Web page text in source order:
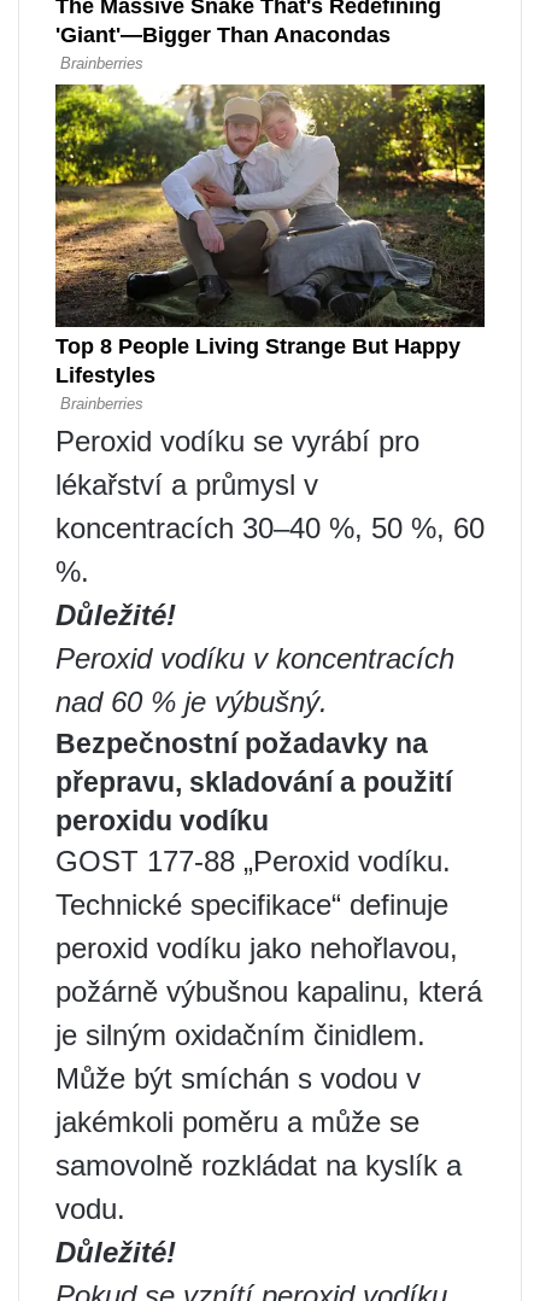
Peroxid vodíku se vyrábí pro
lékařství a průmysl v
koncentracích 30–40 %, 50 %, 60
%.
Důležité!
Peroxid vodíku v koncentracích
nad 60 % je výbušný.
Bezpečnostní požadavky na
přepravu, skladování a použití
peroxidu vodíku
GOST 177-88 „Peroxid vodíku.
Technické specifikace“ definuje
peroxid vodíku jako nehořlavou,
požárně výbušnou kapalinu, která
je silným oxidačním činidlem.
Může být smíchán s vodou v
jakémkoli poměru a může se
samovolně rozkládat na kyslík a
vodu.
Důležité!